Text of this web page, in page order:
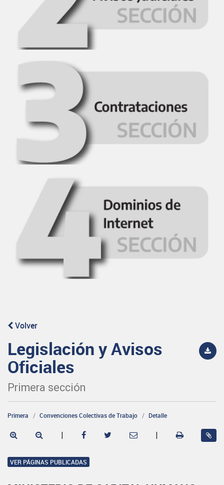
Volver
Legislación y Avisos
Oficiales
Primera sección
Primera Convenciones Colectivas de Trabajo Detalle
| |
VER PÁGINAS PUBLICADAS